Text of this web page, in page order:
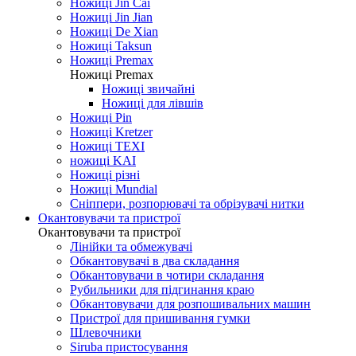
Ножиці Jin Cai
Ножиці Jin Jian
Ножиці De Xian
Ножиці Taksun
Ножиці Premax
Ножиці Premax
Ножиці звичайні
Ножиці для лівшів
Ножиці Pin
Ножиці Kretzer
Ножиці TEXI
ножиці KAI
Ножиці різні
Ножиці Mundial
Сніппери, розпорювачі та обрізувачі нитки
Окантовувачи та пристрої
Окантовувачи та пристрої
Лінійки та обмежувачі
Обкантовувачі в два складання
Обкантовувачи в чотири складання
Рубильники для підгинання краю
Обкантовувачи для розпошивальних машин
Пристрої для пришивання гумки
Шлевочники
Siruba пристосування